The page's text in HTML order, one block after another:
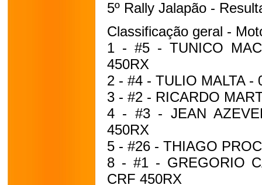
5º Rally Jalapão -
Classificação geral -
1 - #5 - TUNICO
450RX
2 - #4 - TULIO MALTA -
3 - #2 - RICARDO
4 - #3 - JEAN
450RX
5 - #26 - THIAGO
8 - #1 - GREGORIO
CRF 450RX